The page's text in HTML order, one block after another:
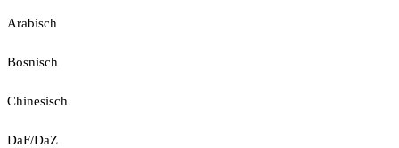
Arabisch
Bosnisch
Chinesisch
DaF/DaZ